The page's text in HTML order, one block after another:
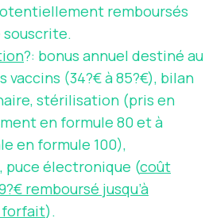
remboursés
souscrite.
?: bonus annuel destiné au
vaccins (34?€ à 85?€), bilan
stérilisation (pris en
en formule 80 et à
en formule 100),
puce électronique (coût
remboursé jusqu’à
forfait).